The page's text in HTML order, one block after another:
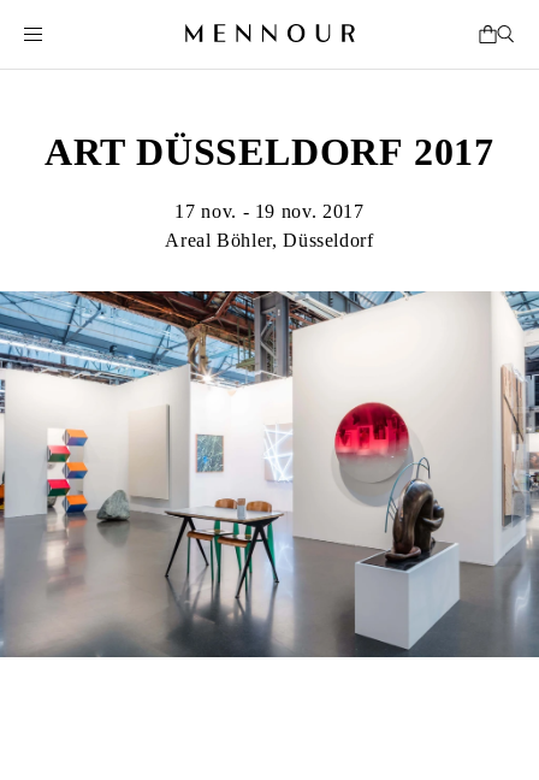
ART DÜSSELDORF 2017
17 nov. - 19 nov. 2017
Areal Böhler, Düsseldorf